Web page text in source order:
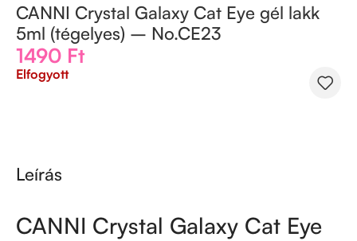
CANNI Crystal Galaxy Cat Eye gél lakk
5ml (tégelyes) – No.CE23
1490 Ft
Elfogyott
Leírás
CANNI Crystal Galaxy Cat Eye